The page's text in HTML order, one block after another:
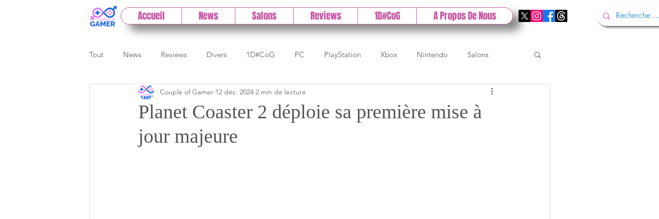
Accueil News Salons Reviews 1D#CoG A Propos De Nous
Tout News Reviews Divers 1D#CoG PC PlayStation Xbox Nintendo Salons
Previews Cloud Test indé DLC Gamescom
Paris Games Week Early Access
Planet Coaster 2 déploie sa première mise à
jour majeure
Couple of Gamer 12 déc. 2024 2 min de lecture